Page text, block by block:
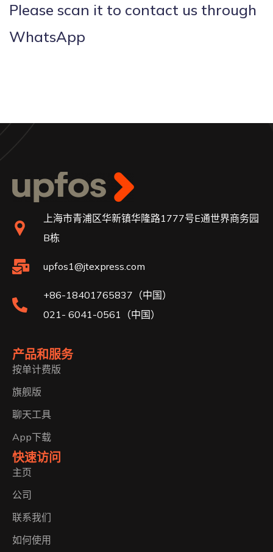
Please scan it to contact us through
WhatsApp
上海市青浦区华新镇华隆路1777号E通世界商务园
B栋
upfos1@jtexpress.com
+86-18401765837（中国）
021- 6041-0561（中国）
产品和服务
按单计费版
旗舰版
聊天工具
App下载
快速访问
主页
公司
联系我们
如何使用